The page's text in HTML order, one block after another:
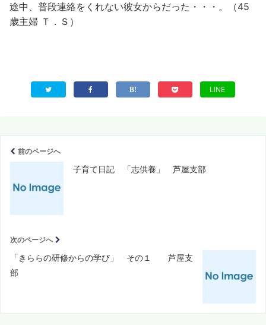
途中、普段連絡をくれない彼女からだった・・・。（45
歳主婦 Ｔ．Ｓ）
LINE
前のページへ
子育て日記 「志供養」 芦屋支部
次のページへ
「きららの研修からの学び」 その１ 芦屋支
部